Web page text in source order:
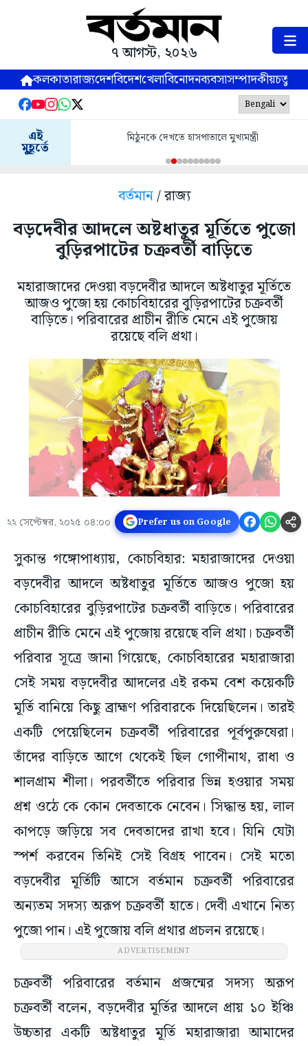
৭ আগস্ট, ২০২৬
কলকাতারাজ্যদেশবিদেশখেলাবিনোদনব্যবসাসম্পাদকীয়
এই
মুহূর্তে
মিঠুনকে দেখতে হাসপাতালে মুখ্যমন্ত্রী
বর্তমান/ রাজ্য
বড়দেবীর আদলে অষ্টধাতুর মূর্তিতে পুজো
বুড়িরপাটের চক্রবর্তী বাড়িতে
মহারাজাদের দেওয়া বড়দেবীর আদলে অষ্টধাতুর মূর্তিতে
আজও পুজো হয় কোচবিহারের বুড়িরপাটের চক্রবর্তী
বাড়িতে। পরিবারের প্রাচীন রীতি মেনে এই পুজোয়
রয়েছে বলি প্রথা।
২২ সেপ্টেম্বর, ২০২৫ ০৪:০০ Prefer us on Google
সুকান্ত গঙ্গোপাধ্যায়, কোচবিহার: মহারাজাদের দেওয়া
বড়দেবীর আদলে অষ্টধাতুর মূর্তিতে আজও পুজো হয়
কোচবিহারের বুড়িরপাটের চক্রবর্তী বাড়িতে। পরিবারের
প্রাচীন রীতি মেনে এই পুজোয় রয়েছে বলি প্রথা। চক্রবর্তী
পরিবার সূত্রে জানা গিয়েছে, কোচবিহারের মহারাজারা
সেই সময় বড়দেবীর আদলের এই রকম বেশ কয়েকটি
মূর্তি বানিয়ে কিছু ব্রাহ্মণ পরিবারকে দিয়েছিলেন। তারই
একটি পেয়েছিলেন চক্রবর্তী পরিবারের পূর্বপুরুষেরা।
তাঁদের বাড়িতে আগে থেকেই ছিল গোপীনাথ, রাধা ও
শালগ্রাম শীলা। পরবর্তীতে পরিবার ভিন্ন হওয়ার সময়
প্রশ্ন ওঠে কে কোন দেবতাকে নেবেন। সিদ্ধান্ত হয়, লাল
কাপড়ে জড়িয়ে সব দেবতাদের রাখা হবে। যিনি যেটা
স্পর্শ করবেন তিনিই সেই বিগ্রহ পাবেন। সেই মতো
বড়দেবীর মূর্তিটি আসে বর্তমান চক্রবর্তী পরিবারের
অন্যতম সদস্য অরূপ চক্রবর্তী হাতে। দেবী এখানে নিত্য
পুজো পান। এই পুজোয় বলি প্রথার প্রচলন রয়েছে।
ADVERTISEMENT
চক্রবর্তী পরিবারের বর্তমান প্রজন্মের সদস্য অরূপ
চক্রবর্তী বলেন, বড়দেবীর মূর্তির আদলে প্রায় ১০ ইঞ্চি
উচ্চতার একটি অষ্টধাতুর মূর্তি মহারাজারা আমাদের